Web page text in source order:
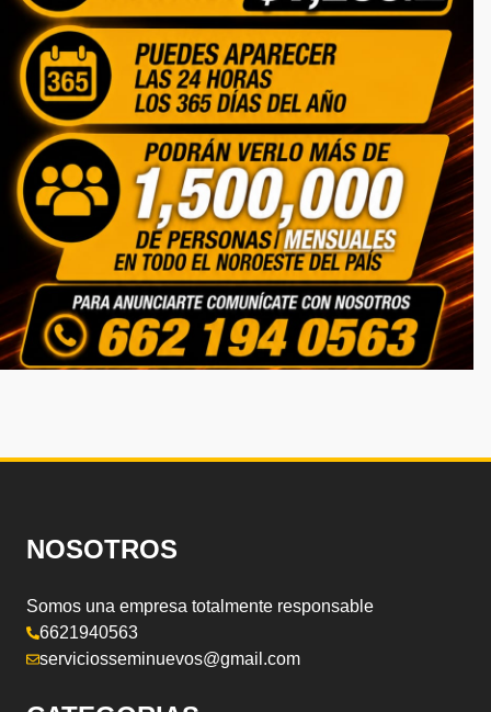
NOSOTROS
Somos una empresa totalmente responsable
6621940563
serviciosseminuevos@gmail.com